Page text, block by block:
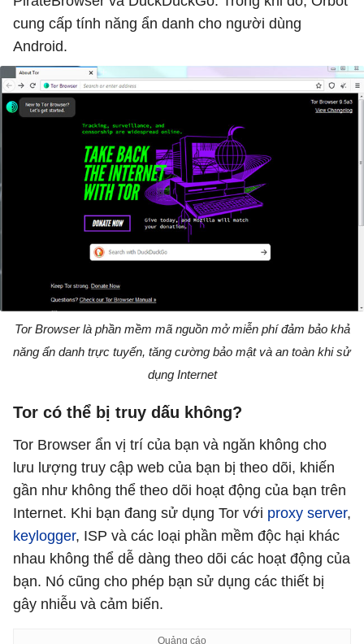
cung cấp tính năng ẩn danh cho người dùng
Android.
Tor Browser là phần mềm mã nguồn mở miễn phí đảm bảo khả
năng ẩn danh trực tuyến, tăng cường bảo mật và an toàn khi sử
dụng Internet
Tor có thể bị truy dấu không?
Tor Browser ẩn vị trí của bạn và ngăn không cho
lưu lượng truy cập web của bạn bị theo dõi, khiến
gần như không thể theo dõi hoạt động của bạn trên
Internet. Khi bạn đang sử dụng Tor với proxy server,
keylogger, ISP và các loại phần mềm độc hại khác
nhau không thể dễ dàng theo dõi các hoạt động của
bạn. Nó cũng cho phép bạn sử dụng các thiết bị
gây nhiễu và cảm biến.